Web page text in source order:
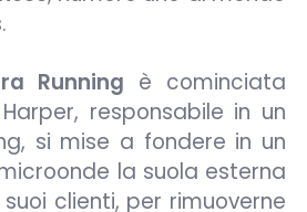
Running è cominciata
responsabile in un
si mise a fondere in un
la suola esterna
clienti, per rimuoverne